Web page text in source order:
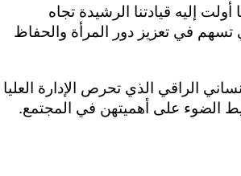
إليه قيادتنا الرشيدة تجاه
تسهم في تعزيز دور المرأة والحفاظ
الراقي الذي تحرص الإدارة العليا
الضوء على أهميتهن في المجتمع.